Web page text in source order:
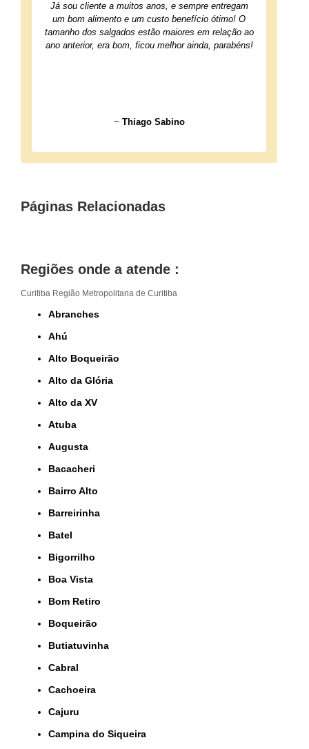
Já sou cliente a muitos anos, e sempre entregam
um bom alimento e um custo benefício ótimo! O
tamanho dos salgados estão maiores em relação ao
ano anterior, era bom, ficou melhor ainda, parabéns!
~ Thiago Sabino
Páginas Relacionadas
Regiões onde a atende :
Curitiba Região Metropolitana de Curitiba
Abranches
Ahú
Alto Boqueirão
Alto da Glória
Alto da XV
Atuba
Augusta
Bacacheri
Bairro Alto
Barreirinha
Batel
Bigorrilho
Boa Vista
Bom Retiro
Boqueirão
Butiatuvinha
Cabral
Cachoeira
Cajuru
Campina do Siqueira